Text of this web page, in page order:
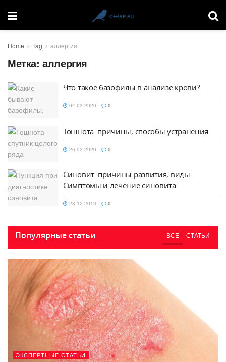
Home Tag аллергия
Метка:аллергия
Что такое базофилы в анализе крови?
04.03.2020 0
Тошнота: причины, способы устранения
26.02.2020 0
Синовит: причины развития, виды.
Симптомы и лечение синовита.
28.12.2019 0
Популярные статьи ВСЕ СТАТЬИ
ЭКСПЕРТНЫЕ СТАТЬИ